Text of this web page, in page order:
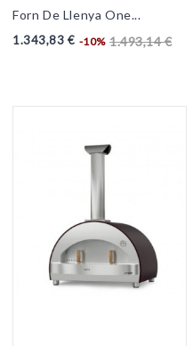
Forn De Llenya One...
1.343,83 € -10% 1.493,14 €